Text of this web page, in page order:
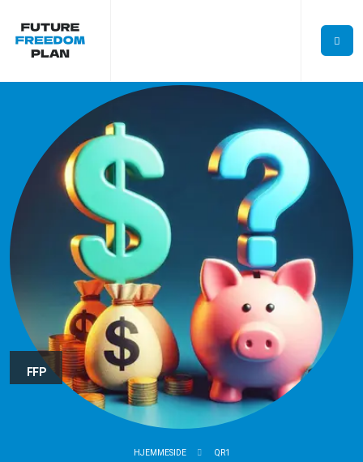
FFP
HJEMMESIDE QR1